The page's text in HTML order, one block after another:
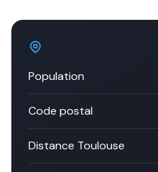
Population
Code postal
Distance Toulouse